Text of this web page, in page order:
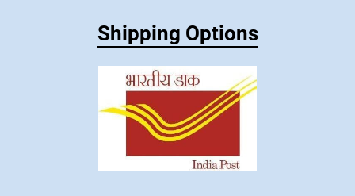
Shipping Options